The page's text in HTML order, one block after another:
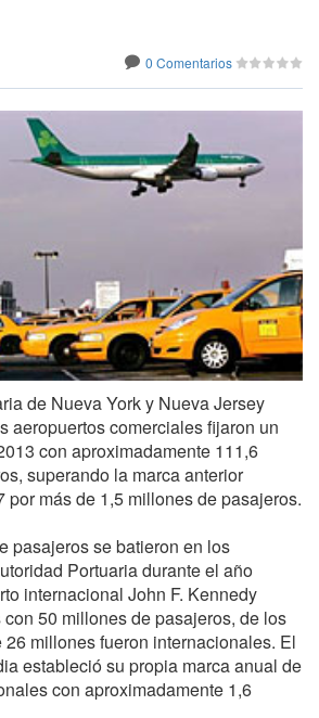
0 Comentarios
de Nueva York y Nueva Jersey
aeropuertos comerciales fijaron un
con aproximadamente 111,6
superando la marca anterior
por más de 1,5 millones de pasajeros.
pasajeros se batieron en los
Portuaria durante el año
internacional John F. Kennedy
50 millones de pasajeros, de los
millones fueron internacionales. El
estableció su propia marca anual de
con aproximadamente 1,6